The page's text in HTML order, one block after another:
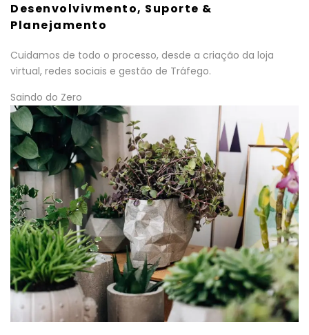
Desenvolvivmento, Suporte &
Planejamento
Cuidamos de todo o processo, desde a criação da loja
virtual, redes sociais e gestão de Tráfego.
Saindo do Zero